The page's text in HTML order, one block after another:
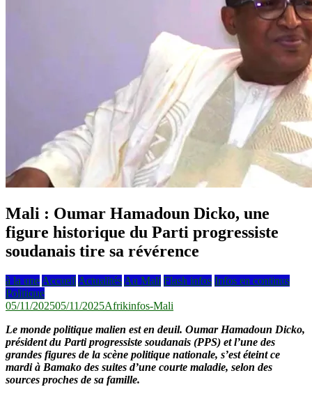
Mali : Oumar Hamadoun Dicko, une
figure historique du Parti progressiste
soudanais tire sa révérence
à la une Accueil Actualités Au Mali Flash infos Infos en continus
Politique
05/11/202505/11/2025Afrikinfos-Mali
Le monde politique malien est en deuil. Oumar Hamadoun Dicko,
président du Parti progressiste soudanais (PPS) et l’une des
grandes figures de la scène politique nationale, s’est éteint ce
mardi à Bamako des suites d’une courte maladie, selon des
sources proches de sa famille.